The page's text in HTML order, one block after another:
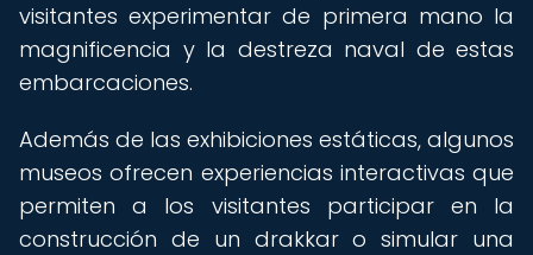
visitantes experimentar de primera mano la
magnificencia y la destreza naval de estas
embarcaciones.
Además de las exhibiciones estáticas, algunos
museos ofrecen experiencias interactivas que
permiten a los visitantes participar en la
construcción de un drakkar o simular una